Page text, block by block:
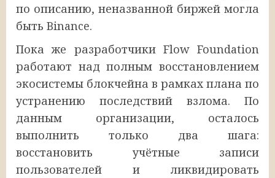
по описанию, неназванной биржей могла
быть Binance.
Пока же разработчики Flow Foundation
работают над полным восстановлением
экосистемы блокчейна в рамках плана по
устранению последствий взлома. По
данным организации, осталось
выполнить только два шага:
восстановить учётные записи
пользователей и ликвидировать